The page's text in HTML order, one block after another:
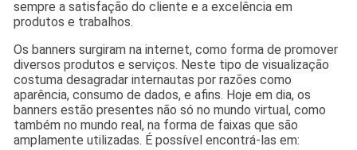
sempre a satisfação do cliente e a excelência em
produtos e trabalhos.
Os banners surgiram na internet, como forma de promover
diversos produtos e serviços. Neste tipo de visualização
costuma desagradar internautas por razões como
aparência, consumo de dados, e afins. Hoje em dia, os
banners estão presentes não só no mundo virtual, como
também no mundo real, na forma de faixas que são
amplamente utilizadas. É possível encontrá-las em: